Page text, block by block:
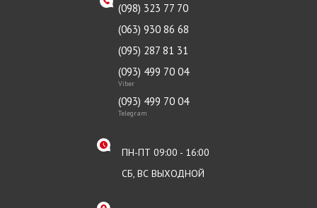
(098) 323 77 70
(063) 930 86 68
(095) 287 81 31
(093) 499 70 04
Viber
(093) 499 70 04
Telegram
ПН-ПТ 09:00 - 16:00
СБ, ВС ВЫХОДНОЙ